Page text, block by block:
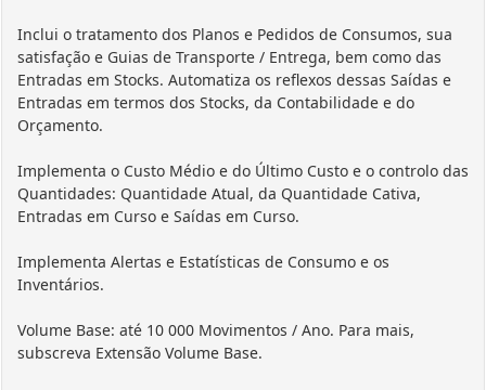
Inclui o tratamento dos Planos e Pedidos de Consumos, sua
satisfação e Guias de Transporte / Entrega, bem como das
Entradas em Stocks. Automatiza os reflexos dessas Saídas e
Entradas em termos dos Stocks, da Contabilidade e do
Orçamento.
Implementa o Custo Médio e do Último Custo e o controlo das
Quantidades: Quantidade Atual, da Quantidade Cativa,
Entradas em Curso e Saídas em Curso.
Implementa Alertas e Estatísticas de Consumo e os
Inventários.
Volume Base: até 10 000 Movimentos / Ano. Para mais,
subscreva Extensão Volume Base.